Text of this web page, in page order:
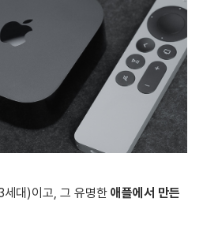
대)이고, 그 유명한 애플에서 만든